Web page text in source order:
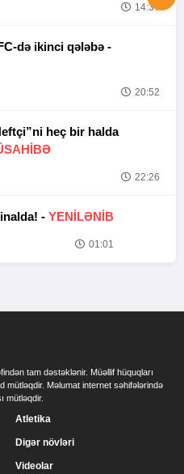
14:37
Tofiq Musayevdən UFC-də ikinci qələbə -
20:52
heç bir halda
22:26
- YENİLƏNİB
01:01
tam dəstəklənir. Müəllif hüquqları
mütləqdir. Məlumat internet səhifələrində
mütləqdir.
Atletika
Digər növləri
Videolar